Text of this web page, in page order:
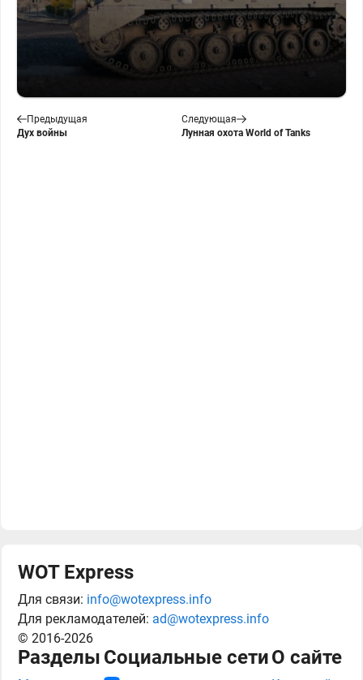
Предыдущая
Дух войны
Следующая
Лунная охота World of Tanks
WOT Express
Для связи: info@wotexpress.info
Для рекламодателей: ad@wotexpress.info
© 2016-2026
Разделы Социальные сетиО сайте